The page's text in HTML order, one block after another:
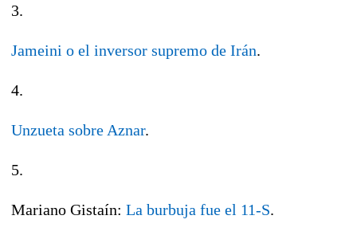
3.
Jameini o el inversor supremo de Irán.
4.
Unzueta sobre Aznar.
5.
Mariano Gistaín: La burbuja fue el 11-S.